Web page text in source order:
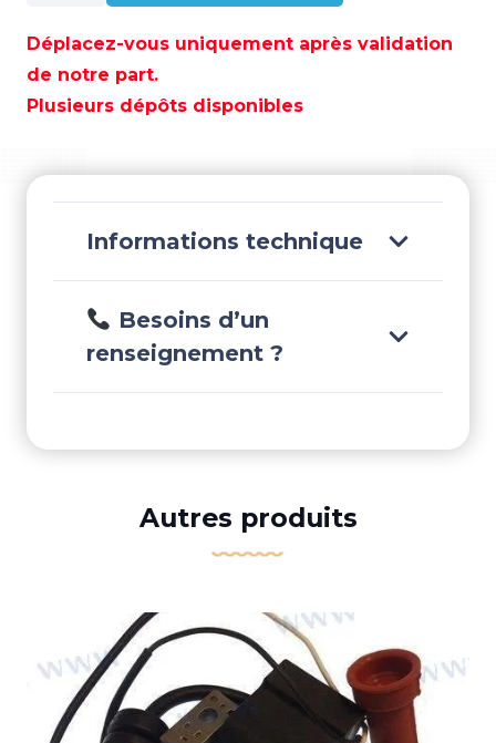
THERMOSTAT
JOHNSON
EVINRUDE
Déplacez-vous uniquement après validation
de notre part.
Plusieurs dépôts disponibles
Informations technique
Besoins d’un
renseignement ?
Autres produits